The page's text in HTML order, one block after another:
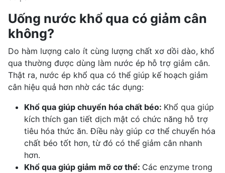
Uống nước khổ qua có giảm cân
không?
Do hàm lượng calo ít cùng lượng chất xơ dồi dào, khổ
qua thường được dùng làm nước ép hỗ trợ giảm cân.
Thật ra, nước ép khổ qua có thể giúp kế hoạch giảm
cân hiệu quả hơn nhờ các tác dụng:
Khổ qua giúp chuyển hóa chất béo: Khổ qua giúp
kích thích gan tiết dịch mật có chức năng hỗ trợ
tiêu hóa thức ăn. Điều này giúp cơ thể chuyển hóa
chất béo tốt hơn, từ đó có thể giảm cân nhanh
hơn.
Khổ qua giúp giảm mỡ cơ thể: Các enzyme trong